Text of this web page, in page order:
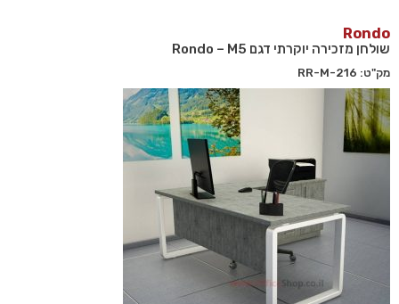
Rondo
שולחן מזכירה יוקרתי דגם Rondo – M5
מק"ט: 216-RR-M